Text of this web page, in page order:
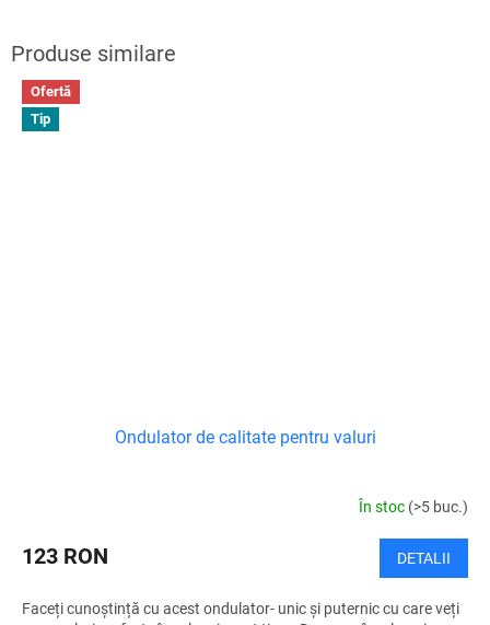
Ofertă
Tip
Ondulator de calitate pentru valuri
În stoc (>5 buc.)
123 RON DETALII
Faceți cunoștință cu acest ondulator- unic și puternic cu care veți